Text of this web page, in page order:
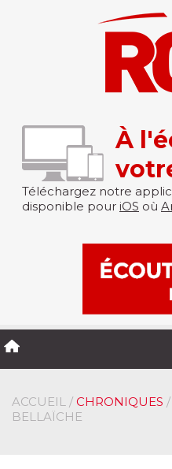
À
Téléchargez notre
disponible pour iOS où
ACCUEIL / CHRONIQUES
BELLAÏCHE